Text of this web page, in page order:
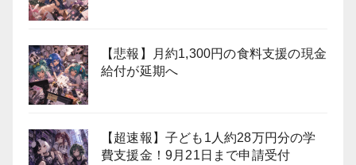
【悲報】月約1,300円の食料支援の現金
給付が延期へ
【超速報】子ども1人約28万円分の学
費支援金！9月21日まで申請受付